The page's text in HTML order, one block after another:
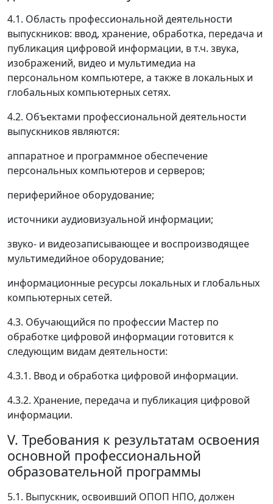
4.1. Область профессиональной деятельности
выпускников: ввод, хранение, обработка, передача и
публикация цифровой информации, в т.ч. звука,
изображений, видео и мультимедиа на
персональном компьютере, а также в локальных и
глобальных компьютерных сетях.
4.2. Объектами профессиональной деятельности
выпускников являются:
аппаратное и программное обеспечение
персональных компьютеров и серверов;
периферийное оборудование;
источники аудиовизуальной информации;
звуко- и видеозаписывающее и воспроизводящее
мультимедийное оборудование;
информационные ресурсы локальных и глобальных
компьютерных сетей.
4.3. Обучающийся по профессии Мастер по
обработке цифровой информации готовится к
следующим видам деятельности:
4.3.1. Ввод и обработка цифровой информации.
4.3.2. Хранение, передача и публикация цифровой
информации.
V. Требования к результатам освоения
основной профессиональной
образовательной программы
5.1. Выпускник, освоивший ОПОП НПО, должен